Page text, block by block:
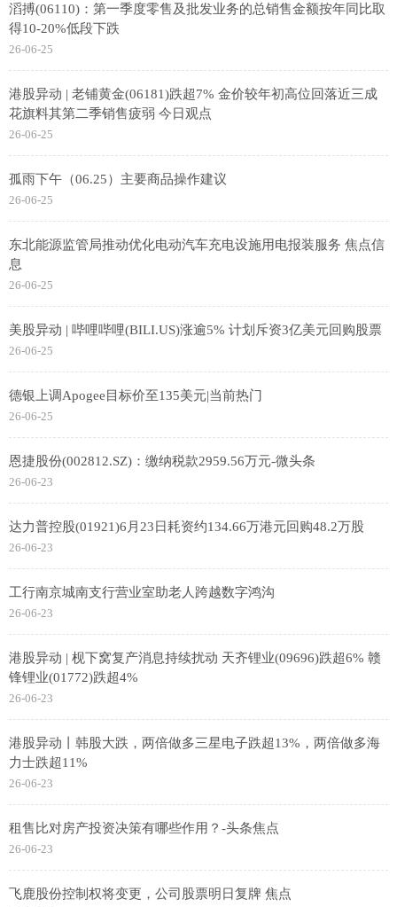
滔搏(06110)：第一季度零售及批发业务的总销售金额按年同比取
得10-20%低段下跌
26-06-25
港股异动 | 老铺黄金(06181)跌超7% 金价较年初高位回落近三成
花旗料其第二季销售疲弱 今日观点
26-06-25
孤雨下午（06.25）主要商品操作建议
26-06-25
东北能源监管局推动优化电动汽车充电设施用电报装服务 焦点信
息
26-06-25
美股异动 | 哔哩哔哩(BILI.US)涨逾5% 计划斥资3亿美元回购股票
26-06-25
德银上调Apogee目标价至135美元|当前热门
26-06-25
恩捷股份(002812.SZ)：缴纳税款2959.56万元-微头条
26-06-23
达力普控股(01921)6月23日耗资约134.66万港元回购48.2万股
26-06-23
工行南京城南支行营业室助老人跨越数字鸿沟
26-06-23
港股异动 | 枧下窝复产消息持续扰动 天齐锂业(09696)跌超6% 赣
锋锂业(01772)跌超4%
26-06-23
港股异动丨韩股大跌，两倍做多三星电子跌超13%，两倍做多海
力士跌超11%
26-06-23
租售比对房产投资决策有哪些作用？-头条焦点
26-06-23
飞鹿股份控制权将变更，公司股票明日复牌 焦点